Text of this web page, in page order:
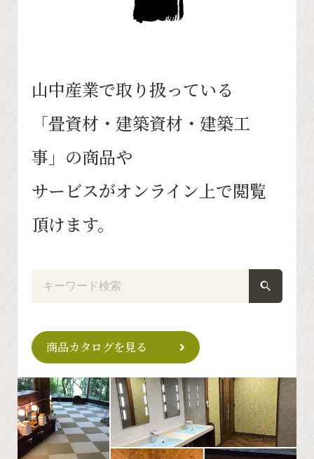
山中産業で取り扱っている
「畳資材・建築資材・建築工
事」の商品や
サービスがオンライン上で閲覧
頂けます。
商品カタログを見る